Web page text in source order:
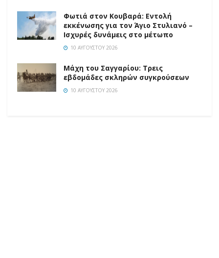
Φωτιά στον Κουβαρά: Εντολή
εκκένωσης για τον Άγιο Στυλιανό –
Ισχυρές δυνάμεις στο μέτωπο
10 ΑΥΓΟΎΣΤΟΥ 2026
Μάχη του Σαγγαρίου: Τρεις
εβδομάδες σκληρών συγκρούσεων
10 ΑΥΓΟΎΣΤΟΥ 2026